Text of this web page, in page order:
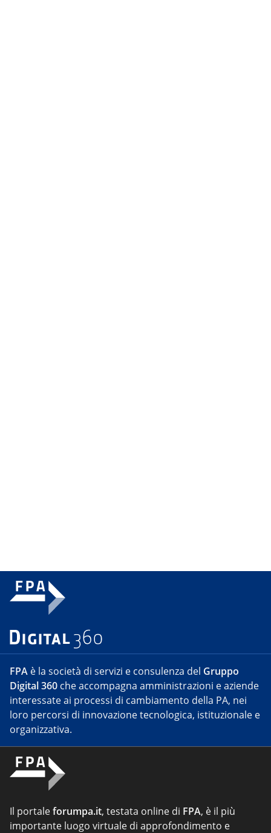
FPA è la società di servizi e consulenza del Gruppo
Digital 360 che accompagna amministrazioni e aziende
interessate ai processi di cambiamento della PA, nei
loro percorsi di innovazione tecnologica, istituzionale e
organizzativa.
Il portaleforumpa.it, testata online di FPA, è il più
importante luogo virtuale di approfondimento e